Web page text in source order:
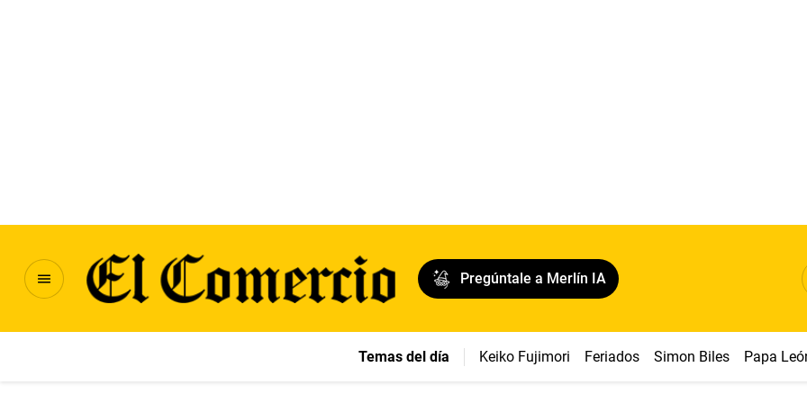
Pregúntale a Merlín IA
Temas del día Keiko Fujimori Feriados Simon Biles Papa